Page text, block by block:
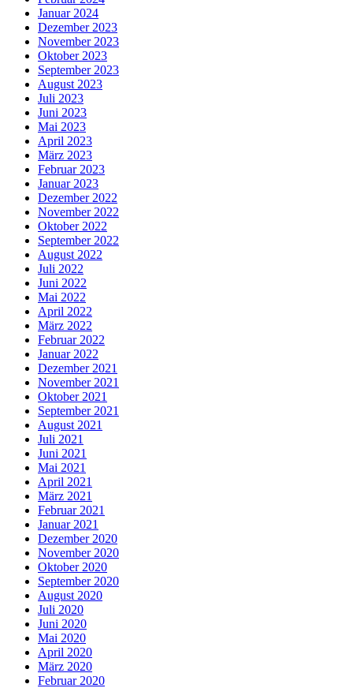
Januar 2024
Dezember 2023
November 2023
Oktober 2023
September 2023
August 2023
Juli 2023
Juni 2023
Mai 2023
April 2023
März 2023
Februar 2023
Januar 2023
Dezember 2022
November 2022
Oktober 2022
September 2022
August 2022
Juli 2022
Juni 2022
Mai 2022
April 2022
März 2022
Februar 2022
Januar 2022
Dezember 2021
November 2021
Oktober 2021
September 2021
August 2021
Juli 2021
Juni 2021
Mai 2021
April 2021
März 2021
Februar 2021
Januar 2021
Dezember 2020
November 2020
Oktober 2020
September 2020
August 2020
Juli 2020
Juni 2020
Mai 2020
April 2020
März 2020
Februar 2020